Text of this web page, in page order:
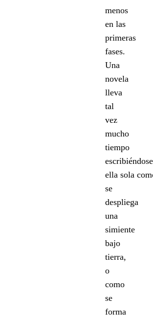
menos
en las
primeras
fases.
Una
novela
lleva
tal
vez
mucho
tiempo
escribiéndose
ella sola
se
despliega
una
simiente
bajo
tierra,
o
como
se
forma